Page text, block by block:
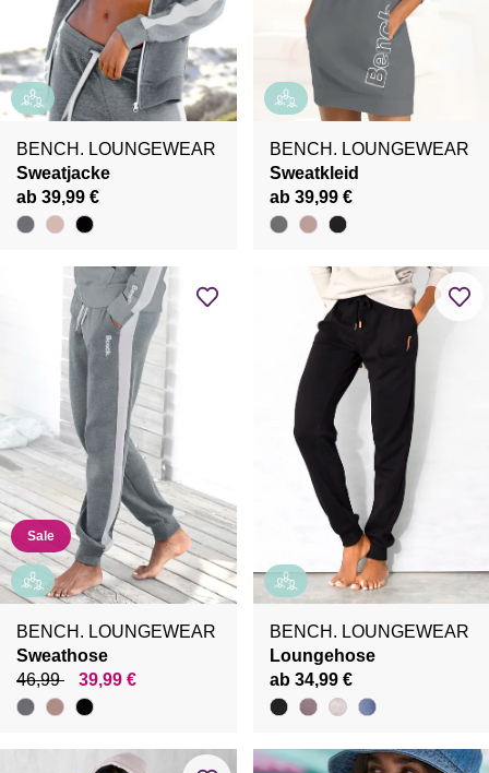
BENCH. LOUNGEWEAR
Sweatjacke
ab 39,99 €
BENCH. LOUNGEWEAR
Sweatkleid
ab 39,99 €
Sale
BENCH. LOUNGEWEAR
Sweathose
46,99
39,99 €
BENCH. LOUNGEWEAR
Loungehose
ab 34,99 €